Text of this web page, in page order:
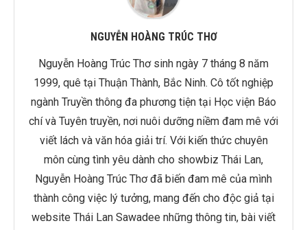
NGUYỄN HOÀNG TRÚC THƠ
Nguyễn Hoàng Trúc Thơ sinh ngày 7 tháng 8 năm
1999, quê tại Thuận Thành, Bắc Ninh. Cô tốt nghiệp
ngành Truyền thông đa phương tiện tại Học viện Báo
chí và Tuyên truyền, nơi nuôi dưỡng niềm đam mê với
viết lách và văn hóa giải trí. Với kiến thức chuyên
môn cùng tình yêu dành cho showbiz Thái Lan,
Nguyễn Hoàng Trúc Thơ đã biến đam mê của mình
thành công việc lý tưởng, mang đến cho độc giả tại
website Thái Lan Sawadee những thông tin, bài viết